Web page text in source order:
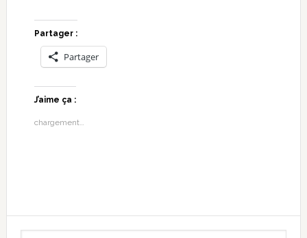
Partager :
Partager
J’aime ça :
chargement…